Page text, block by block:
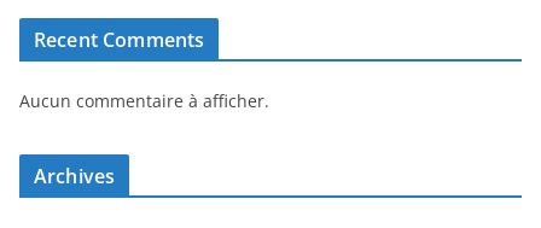
Recent Comments
Aucun commentaire à afficher.
Archives